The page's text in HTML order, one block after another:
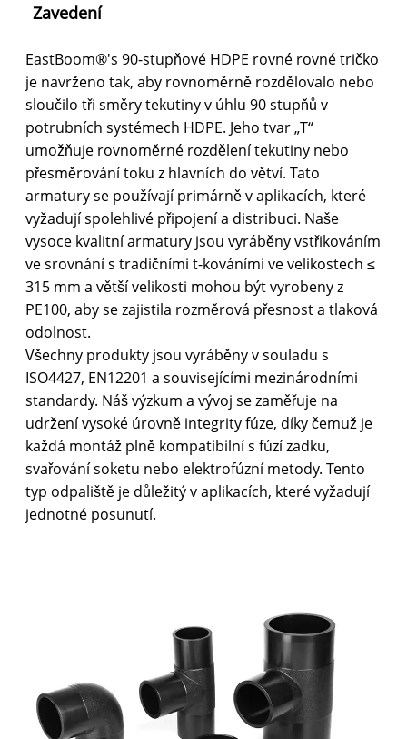
Zavedení
EastBoom®'s 90-stupňové HDPE rovné rovné tričko
je navrženo tak, aby rovnoměrně rozdělovalo nebo
sloučilo tři směry tekutiny v úhlu 90 stupňů v
potrubních systémech HDPE. Jeho tvar „T“
umožňuje rovnoměrné rozdělení tekutiny nebo
přesměrování toku z hlavních do větví. Tato
armatury se používají primárně v aplikacích, které
vyžadují spolehlivé připojení a distribuci. Naše
vysoce kvalitní armatury jsou vyráběny vstřikováním
ve srovnání s tradičními t-kováními ve velikostech ≤
315 mm a větší velikosti mohou být vyrobeny z
PE100, aby se zajistila rozměrová přesnost a tlaková
odolnost.
Všechny produkty jsou vyráběny v souladu s
ISO4427, EN12201 a souvisejícími mezinárodními
standardy. Náš výzkum a vývoj se zaměřuje na
udržení vysoké úrovně integrity fúze, díky čemuž je
každá montáž plně kompatibilní s fúzí zadku,
svařování soketu nebo elektrofúzní metody. Tento
typ odpaliště je důležitý v aplikacích, které vyžadují
jednotné posunutí.